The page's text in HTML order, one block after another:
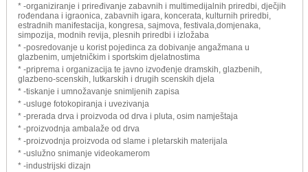
* -organiziranje i priređivanje zabavnih i multimedijalnih priredbi, dječjih
rođendana i igraonica, zabavnih igara, koncerata, kulturnih priredbi,
estradnih manifestacija, kongresa, sajmova, festivala,domjenaka,
simpozija, modnih revija, plesnih priredbi i izložaba
* -posredovanje u korist pojedinca za dobivanje angažmana u
glazbenim, umjetničkim i sportskim djelatnostima
* -priprema i organizacija te javno izvođenje dramskih, glazbenih,
glazbeno-scenskih, lutkarskih i drugih scenskih djela
* -tiskanje i umnožavanje snimljenih zapisa
* -usluge fotokopiranja i uvezivanja
* -prerada drva i proizvoda od drva i pluta, osim namještaja
* -proizvodnja ambalaže od drva
* -proizvodnja proizvoda od slame i pletarskih materijala
* -uslužno snimanje videokamerom
* -industrijski dizajn